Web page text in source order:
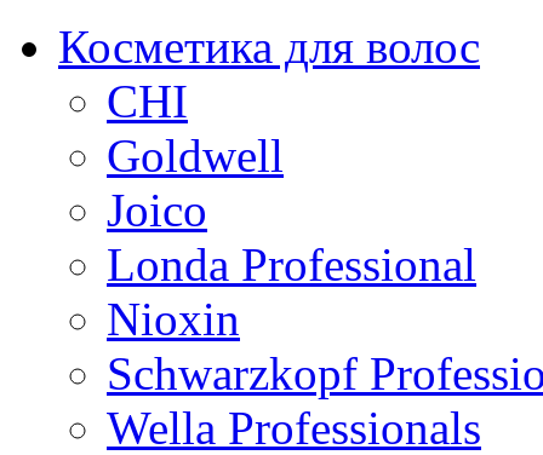
Косметика для волос
CHI
Goldwell
Joico
Londa Professional
Nioxin
Schwarzkopf
Wella Professionals